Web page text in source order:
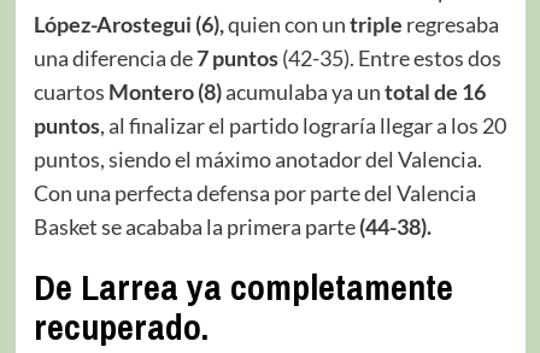
López-Arostegui (6),quien con untriple regresaba
una diferencia de7 puntos(42-35). Entre estos dos
cuartos Montero (8)acumulaba ya untotal de 16
puntos, al finalizar el partido lograría llegar a los 20
puntos, siendo el máximo anotador del Valencia.
Con una perfecta defensa por parte del Valencia
Basket se acababa la primera parte(44-38).
De Larrea ya completamente
recuperado.